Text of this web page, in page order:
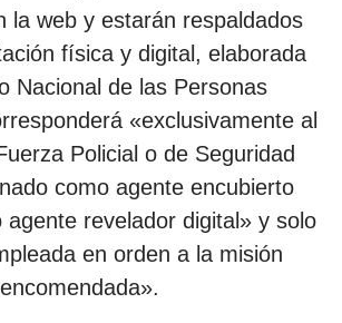
la web y estarán respaldados
física y digital, elaborada
Nacional de las Personas
«exclusivamente al
Policial o de Seguridad
como agente encubierto
agente revelador digital» y solo
en orden a la misión